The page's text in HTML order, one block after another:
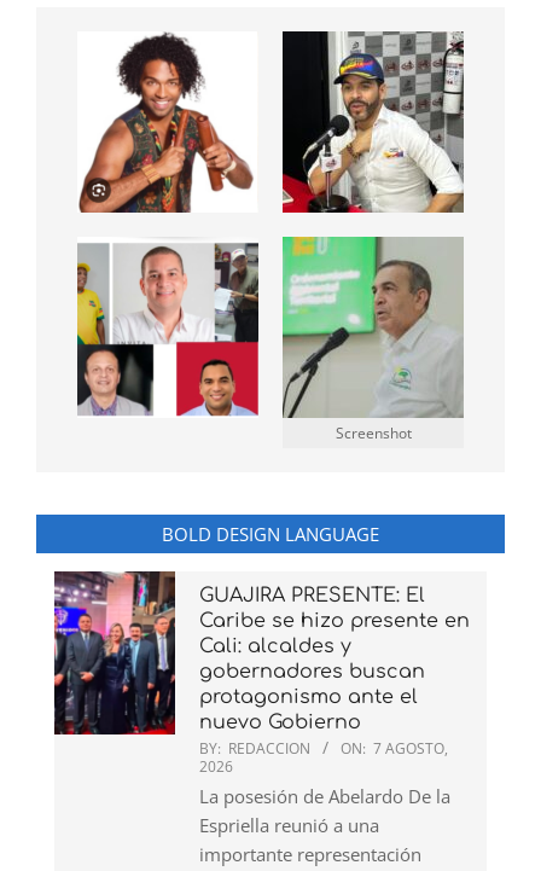
Screenshot
BOLD DESIGN LANGUAGE
GUAJIRA PRESENTE: El
Caribe se hizo presente en
Cali: alcaldes y
gobernadores buscan
protagonismo ante el
nuevo Gobierno
BY: REDACCION ON: 7 AGOSTO,
2026
La posesión de Abelardo De la
Espriella reunió a una
importante representación